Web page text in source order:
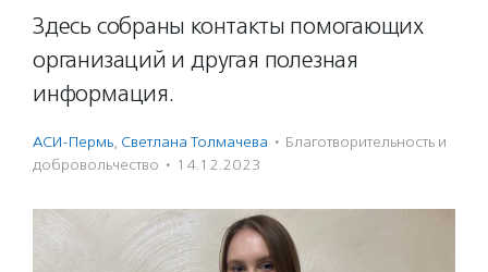
Здесь собраны контакты помогающих
организаций и другая полезная
информация.
АСИ-Пермь, Светлана Толмачева · Благотвори­тель­ность и
доброволь­чест­во · 14.12.2023